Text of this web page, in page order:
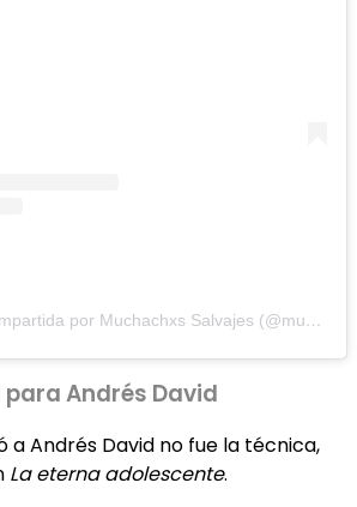
Una publicación compartida por Muchachxs Salvajes (@muchachxsalvajes)
Andrés David
a Andrés David no fue la técnica,
La eterna adolescente.